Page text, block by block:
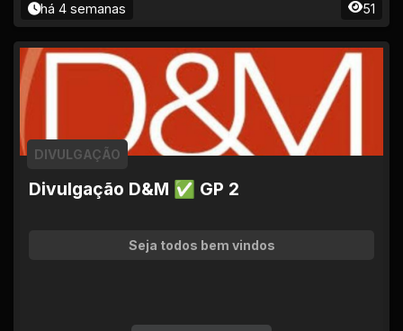
há 4 semanas 51
Divulgação D&M ✅ GP 2
DIVULGAÇÃO
Seja todos bem vindos